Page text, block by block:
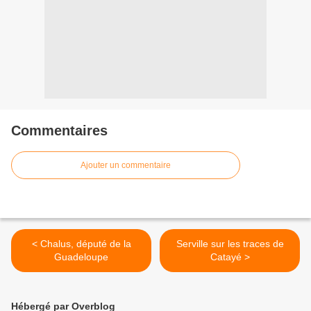
Commentaires
Ajouter un commentaire
< Chalus, député de la
Guadeloupe
Serville sur les traces de
Catayé >
Hébergé par Overblog